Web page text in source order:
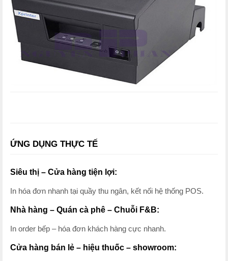
ỨNG DỤNG THỰC TẾ
Siêu thị – Cửa hàng tiện lợi:
In hóa đơn nhanh tại quầy thu ngân, kết nối hệ thống POS.
Nhà hàng – Quán cà phê – Chuỗi F&B:
In order bếp – hóa đơn khách hàng cực nhanh.
Cửa hàng bán lẻ – hiệu thuốc – showroom: